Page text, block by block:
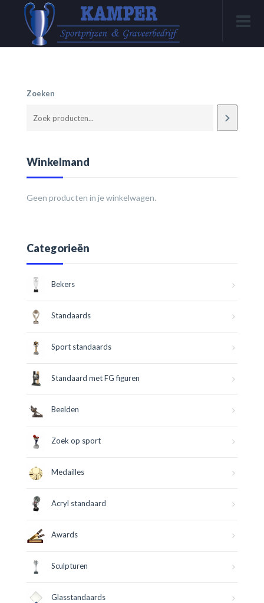
Zoeken
Winkelmand
Geen producten in je winkelwagen.
Categorieën
Bekers
Standaards
Sport standaards
Standaard met FG figuren
Beelden
Zoek op sport
Medailles
Acryl standaard
Awards
Sculpturen
Glasstandaards